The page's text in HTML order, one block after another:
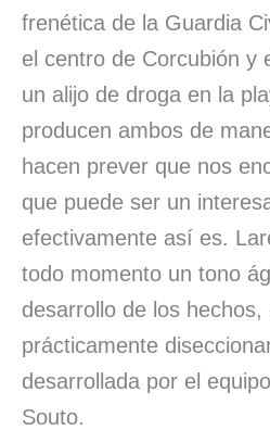
frenética de la Guardia
el centro de Corcubión y
un alijo de droga en la
producen ambos de
hacen prever que nos
que puede ser un
efectivamente así es.
todo momento un tono
desarrollo de los
prácticamente
desarrollada por el
Souto.